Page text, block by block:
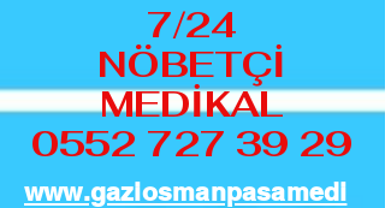
7/24
NÖBETÇİ
MEDİKAL
0552 727 39 29
www.gaziosmanpasamedi